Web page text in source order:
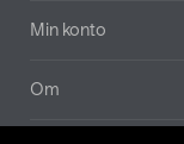
Min konto
Om